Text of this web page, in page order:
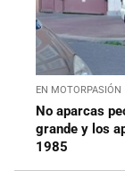
EN MOTORPASIÓN
No aparcas
grande y los
1985